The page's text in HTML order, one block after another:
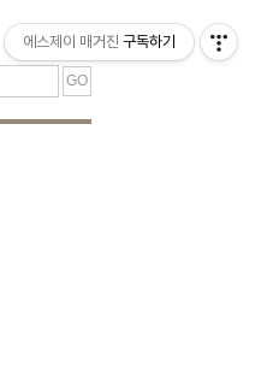
에스제이 매거진 구독하기